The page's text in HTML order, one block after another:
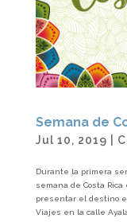
Semana de
Jul 10, 2019
Durante la primera
semana de Costa
presentar el destino
Viajes en la calle